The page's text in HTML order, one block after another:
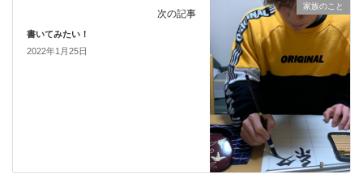
家族のこと
次の記事
書いてみたい！
2022年1月25日